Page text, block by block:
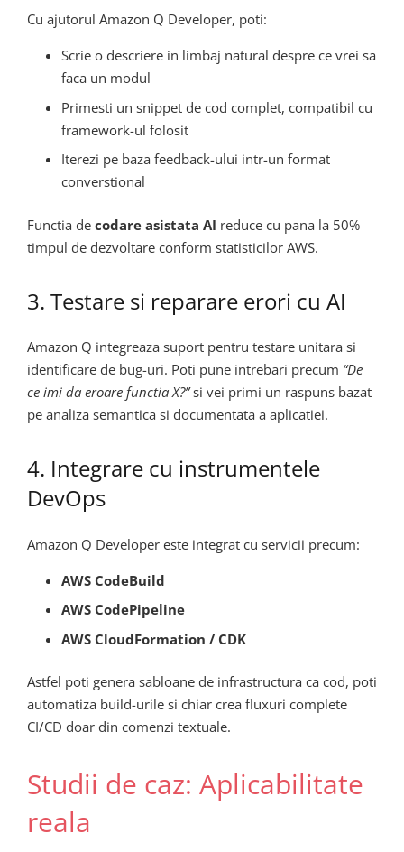
Cu ajutorul Amazon Q Developer, poti:
Scrie o descriere in limbaj natural despre ce vrei sa
faca un modul
Primesti un snippet de cod complet, compatibil cu
framework-ul folosit
Iterezi pe baza feedback-ului intr-un format
converstional
Functia de codare asistata AI reduce cu pana la 50%
timpul de dezvoltare conform statisticilor AWS.
3. Testare si reparare erori cu AI
Amazon Q integreaza suport pentru testare unitara si
identificare de bug-uri. Poti pune intrebari precum “De
ce imi da eroare functia X?”si vei primi un raspuns bazat
pe analiza semantica si documentata a aplicatiei.
4. Integrare cu instrumentele
DevOps
Amazon Q Developer este integrat cu servicii precum:
AWS CodeBuild
AWS CodePipeline
AWS CloudFormation / CDK
Astfel poti genera sabloane de infrastructura ca cod, poti
automatiza build-urile si chiar crea fluxuri complete
CI/CD doar din comenzi textuale.
Studii de caz: Aplicabilitate
reala